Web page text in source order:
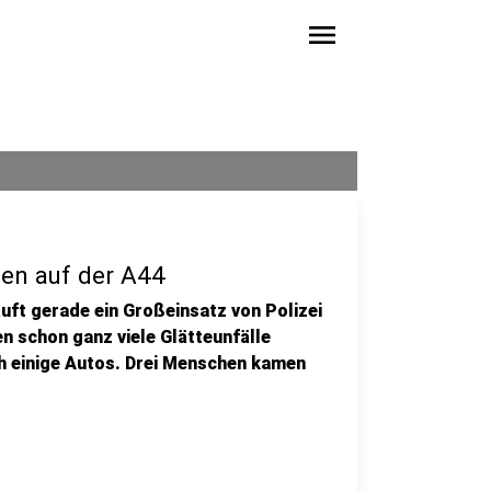
menu
auf der A44
gerade ein Großeinsatz von Polizei
schon ganz viele Glätteunfälle
Autos. Drei Menschen kamen